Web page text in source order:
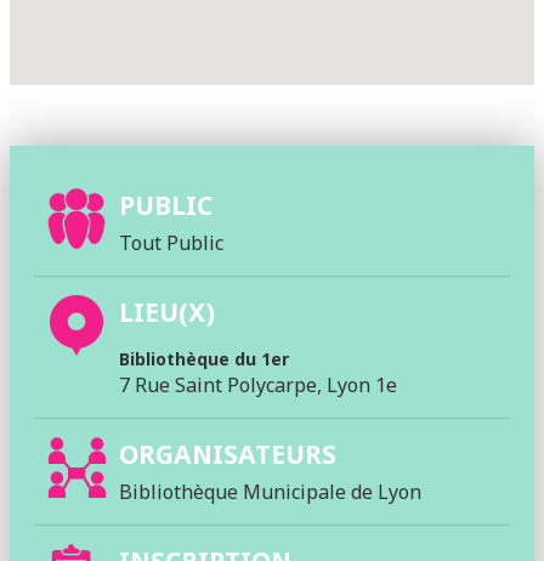
PUBLIC
Tout Public
LIEU(X)
Bibliothèque du 1er
7 Rue Saint Polycarpe, Lyon 1e
ORGANISATEURS
Bibliothèque Municipale de Lyon